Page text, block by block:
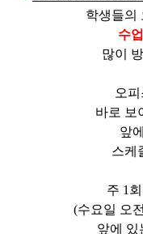
학생들의
수
많이
오
바로 보
앞
스케
주 1
(수요일 오
앞에 있